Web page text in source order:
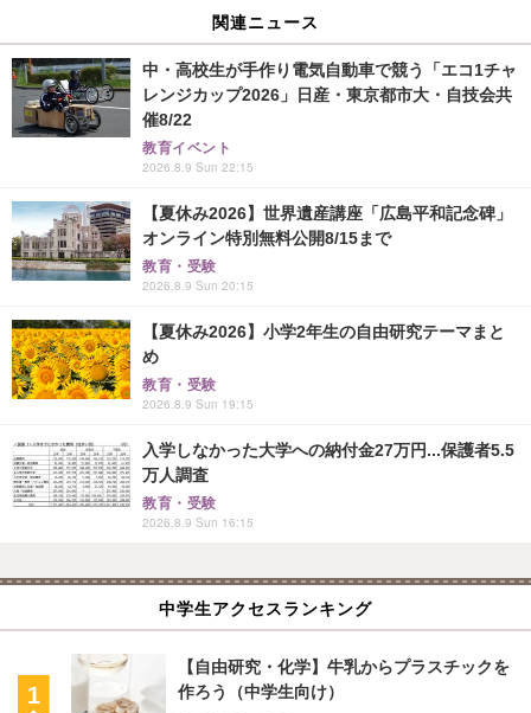
関連ニュース
中・高校生が手作り電気自動車で競う「エコ1チャ
レンジカップ2026」日産・東京都市大・自技会共
催8/22
教育イベント
2026.8.9 Sun 22:15
【夏休み2026】世界遺産講座「広島平和記念碑」
オンライン特別無料公開8/15まで
教育・受験
2026.8.9 Sun 20:15
【夏休み2026】小学2年生の自由研究テーマまと
め
教育・受験
2026.8.9 Sun 19:15
入学しなかった大学への納付金27万円...保護者5.5
万人調査
教育・受験
2026.8.9 Sun 16:15
中学生アクセスランキング
【自由研究・化学】牛乳からプラスチックを
作ろう（中学生向け）